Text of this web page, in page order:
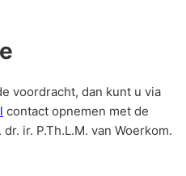
voordracht, dan kunt u via
contact opnemen met de
ir. P.Th.L.M. van Woerkom.